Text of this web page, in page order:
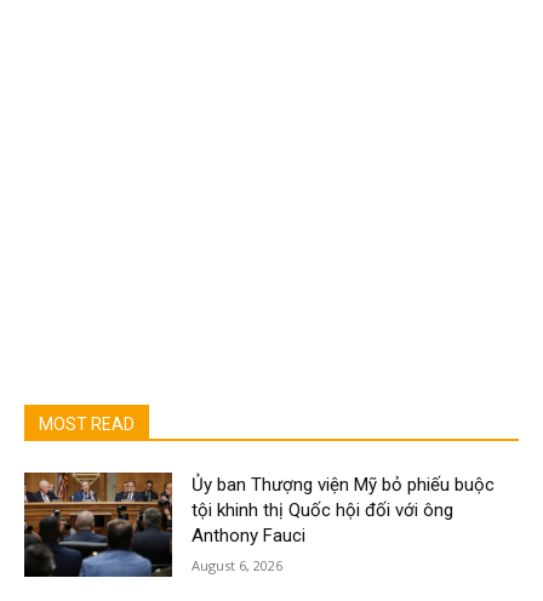
MOST READ
Ủy ban Thượng viện Mỹ bỏ phiếu buộc
tội khinh thị Quốc hội đối với ông
Anthony Fauci
August 6, 2026